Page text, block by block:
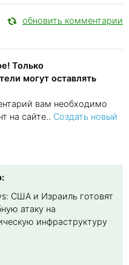
обновить комментарии
Только
могут оставлять
вам необходимо
на сайте.. Создать новый
США и Израиль готовят
атаку на
инфраструктуру